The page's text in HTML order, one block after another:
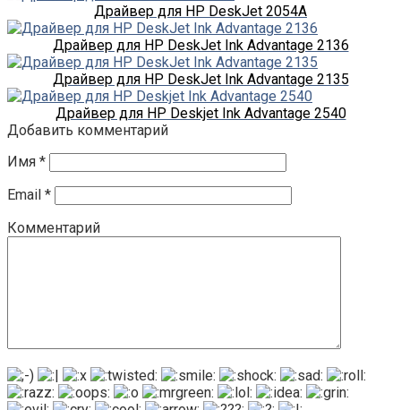
Драйвер для HP DeskJet 2054A
Драйвер для HP DeskJet Ink Advantage 2136
Драйвер для HP DeskJet Ink Advantage 2135
Драйвер для HP Deskjet Ink Advantage 2540
Добавить комментарий
Имя *
Email *
Комментарий